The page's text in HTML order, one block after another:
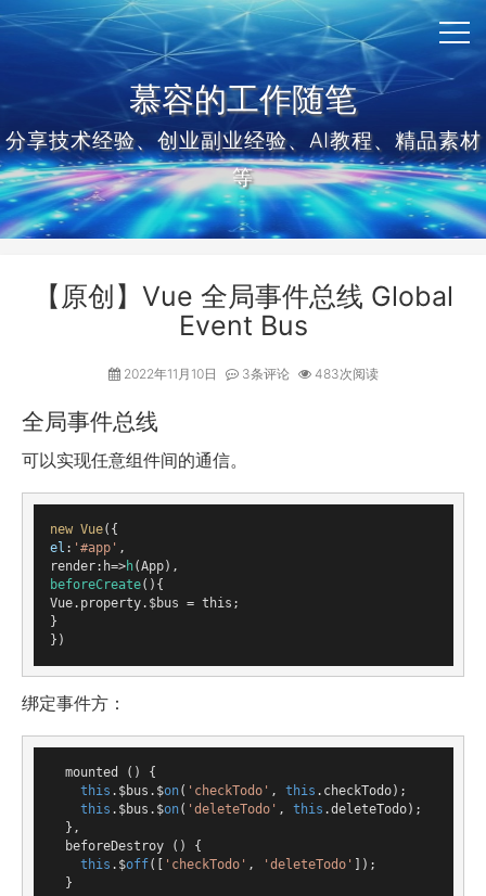
慕容的工作随笔
分享技术经验、创业副业经验、AI教程、精品素材
等
【原创】Vue 全局事件总线 Global
Event Bus
2022年11月10日 3条评论 483次阅读
全局事件总线
可以实现任意组件间的通信。
new Vue
el : '#app' ,
render:h=>h
beforeCreate(){
Vue.property.$bus = this;
}
})
绑定事件方：
  mounted () {
this .$bus.$on( 'checkTodo' , this .checkTodo);
this .$bus.$on( 'deleteTodo' , this .deleteTodo);
  },
  beforeDestroy () {
this .$off([ 'checkTodo' , 'deleteTodo' ]);
  }